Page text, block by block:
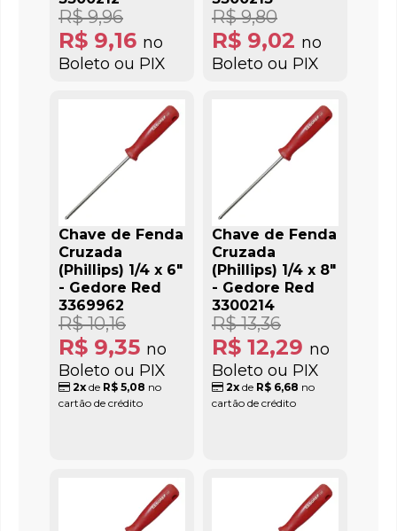
R$ 9,16 no
Boleto ou PIX
R$ 9,96
R$ 9,02 no
Boleto ou PIX
R$ 9,80
Chave de Fenda
Cruzada
(Phillips) 1/4 x 6"
- Gedore Red
3369962
R$ 9,35 no
Boleto ou PIX
R$ 10,16
2x de R$ 5,08 no
cartão de crédito
Chave de Fenda
Cruzada
(Phillips) 1/4 x 8"
- Gedore Red
3300214
R$ 12,29 no
Boleto ou PIX
R$ 13,36
2xde R$ 6,68 no
cartão de crédito